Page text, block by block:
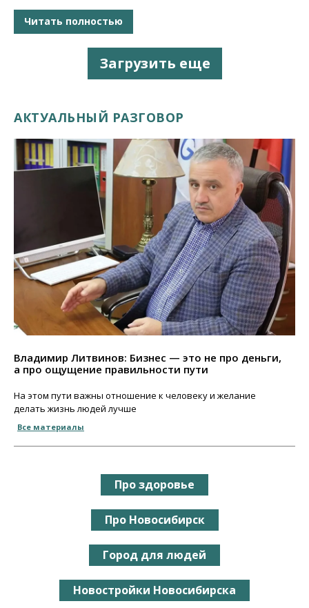
Читать полностью
Загрузить еще
АКТУАЛЬНЫЙ РАЗГОВОР
Владимир Литвинов: Бизнес — это не про деньги,
а про ощущение правильности пути
На этом пути важны отношение к человеку и желание
делать жизнь людей лучше
Все материалы
Про здоровье
Про Новосибирск
Город для людей
Новостройки Новосибирска